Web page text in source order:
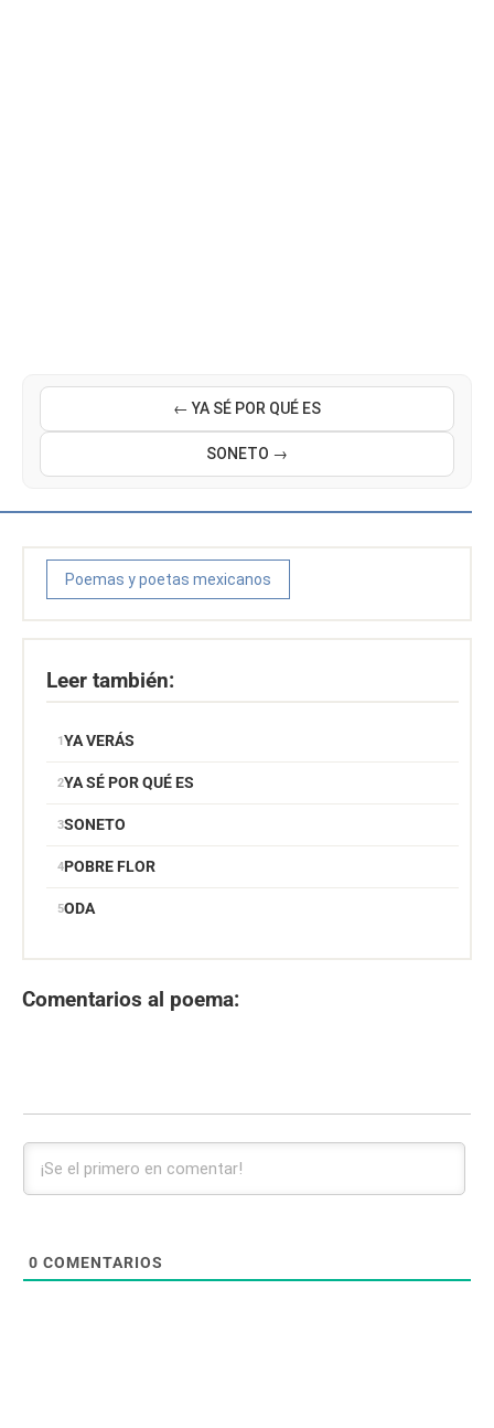
← YA SÉ POR QUÉ ES
SONETO →
Poemas y poetas mexicanos
Leer también:
YA VERÁS
YA SÉ POR QUÉ ES
SONETO
POBRE FLOR
ODA
Comentarios al poema:
0 COMENTARIOS